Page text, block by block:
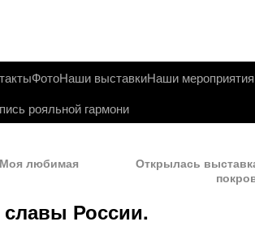
ФотоНаши выставкиНаши мероприятия
рояльной гармони
любимая
Открылась
России.